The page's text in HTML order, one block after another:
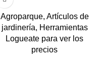
Agroparque, Artículos de
jardinería, Herramientas
Logueate para ver los
precios